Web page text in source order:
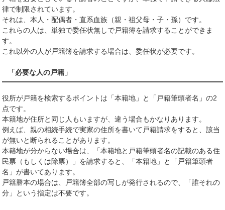
律で制限されています。
それは、本人・配偶者・直系血族（親・祖父母・子・孫）です。
これらの人は、単独で委任状無しで戸籍簿を請求することができま
す。
これ以外の人が戸籍簿を請求する場合は、委任状が必要です。
「必要な人の戸籍」
役所が戸籍を検索するポイントは「本籍地」と「戸籍筆頭者名」の2
点です。
本籍地が住所と同じ人もいますが、違う場合もかなりあります。
例えば、親の相続手続で実家の住所を書いて戸籍請求をすると、該当
が無いと断られることがあります。
本籍地が分からない場合は、「本籍地と戸籍筆頭者名の記載のある住
民票（もしくは除票）」を請求すると、「本籍地」と「戸籍筆頭者
名」が書いてあります。
戸籍謄本の場合は、戸籍簿全部の写しが発行されるので、「誰それの
分」という指定は不要です。